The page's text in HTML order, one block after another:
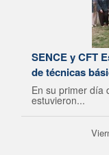
SENCE y CFT
de técnicas
En su primer día
estuvieron...